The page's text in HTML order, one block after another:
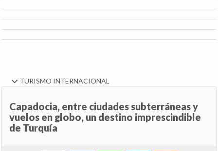
TURISMO INTERNACIONAL
Capadocia, entre ciudades subterráneas y
vuelos en globo, un destino imprescindible
de Turquía